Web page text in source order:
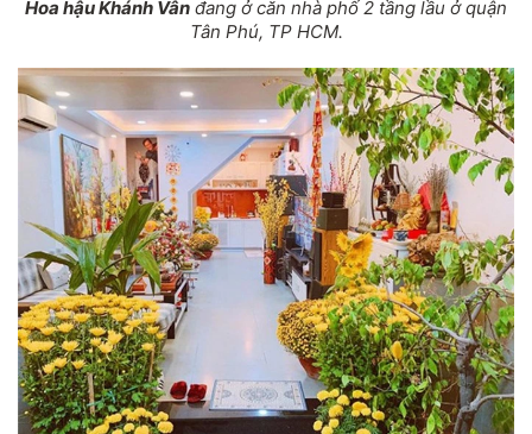
Hoa hậu Khánh Vân đang ở căn nhà phố 2 tầng lầu ở quận
Tân Phú, TP HCM.